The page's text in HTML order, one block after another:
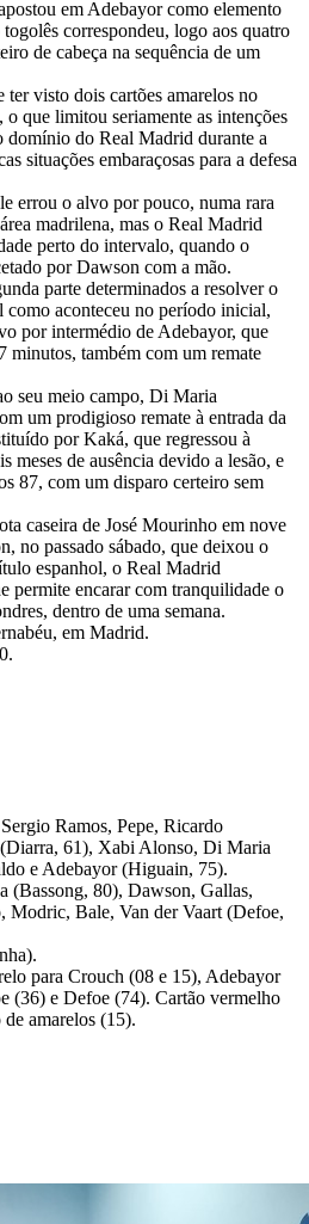
em Adebayor como elemento
correspondeu, logo aos quatro
de cabeça na sequência de um
visto dois cartões amarelos no
o que limitou seriamente as intenções
domínio do Real Madrid durante a
situações embaraçosas para a defesa
errou o alvo por pouco, numa rara
madrilena, mas o Real Madrid
perto do intervalo, quando o
por Dawson com a mão.
parte determinados a resolver o
como aconteceu no período inicial,
por intermédio de Adebayor, que
minutos, também com um remate
seu meio campo, Di Maria
um prodigioso remate à entrada da
por Kaká, que regressou à
meses de ausência devido a lesão, e
87, com um disparo certeiro sem
caseira de José Mourinho em nove
no passado sábado, que deixou o
espanhol, o Real Madrid
permite encarar com tranquilidade o
dentro de uma semana.
em Madrid.
Ramos, Pepe, Ricardo
61), Xabi Alonso, Di Maria
e Adebayor (Higuain, 75).
(Bassong, 80), Dawson, Gallas,
Modric, Bale, Van der Vaart (Defoe,
para Crouch (08 e 15), Adebayor
(36) e Defoe (74). Cartão vermelho
amarelos (15).